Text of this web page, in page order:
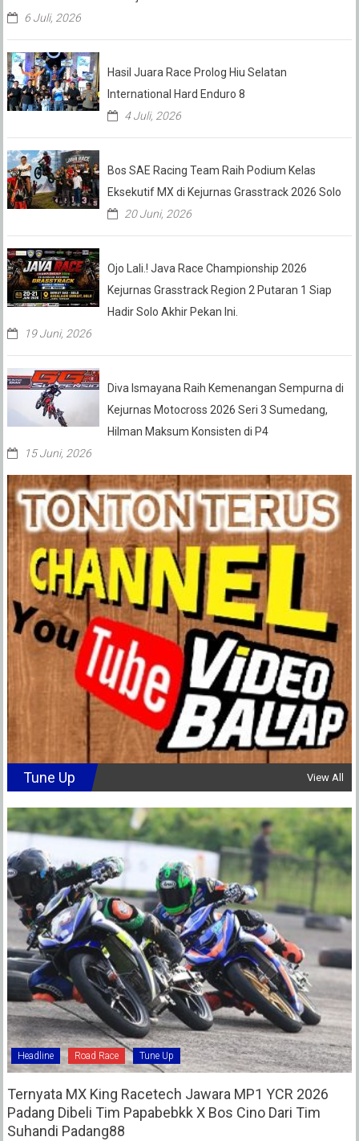
6 Juli, 2026
Hasil Juara Race Prolog Hiu Selatan
International Hard Enduro 8
4 Juli, 2026
Bos SAE Racing Team Raih Podium Kelas
Eksekutif MX di Kejurnas Grasstrack 2026 Solo
20 Juni, 2026
Ojo Lali.! Java Race Championship 2026
Kejurnas Grasstrack Region 2 Putaran 1 Siap
Hadir Solo Akhir Pekan Ini.
19 Juni, 2026
Diva Ismayana Raih Kemenangan Sempurna di
Kejurnas Motocross 2026 Seri 3 Sumedang,
Hilman Maksum Konsisten di P4
15 Juni, 2026
Tune Up View All
Headline Road Race Tune Up
Ternyata MX King Racetech Jawara MP1 YCR 2026
Padang Dibeli Tim Papabebkk X Bos Cino Dari Tim
Suhandi Padang88